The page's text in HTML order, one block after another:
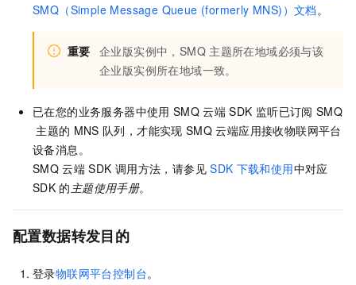
SMQ（Simple Message Queue (formerly MNS)）文档。
重要 企业版实例中， SMQ 主题所在地域必须与该
企业版实例所在地域一致。
已在您的业务服务器中使用 SMQ 云端 SDK 监听已订阅 SMQ
主题的 MNS 队列，才能实现 SMQ 云端应用接收物联网平台
设备消息。
SMQ 云端 SDK 调用方法，请参见 SDK 下载和使用中对应
SDK 的 主题使用手册。
配置数据转发目的
登录物联网平台控制台。